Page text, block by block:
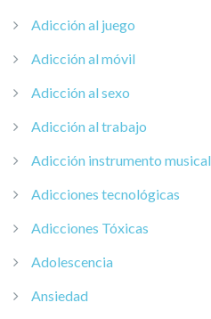
Adicción al juego
Adicción al móvil
Adicción al sexo
Adicción al trabajo
Adicción instrumento musical
Adicciones tecnológicas
Adicciones Tóxicas
Adolescencia
Ansiedad